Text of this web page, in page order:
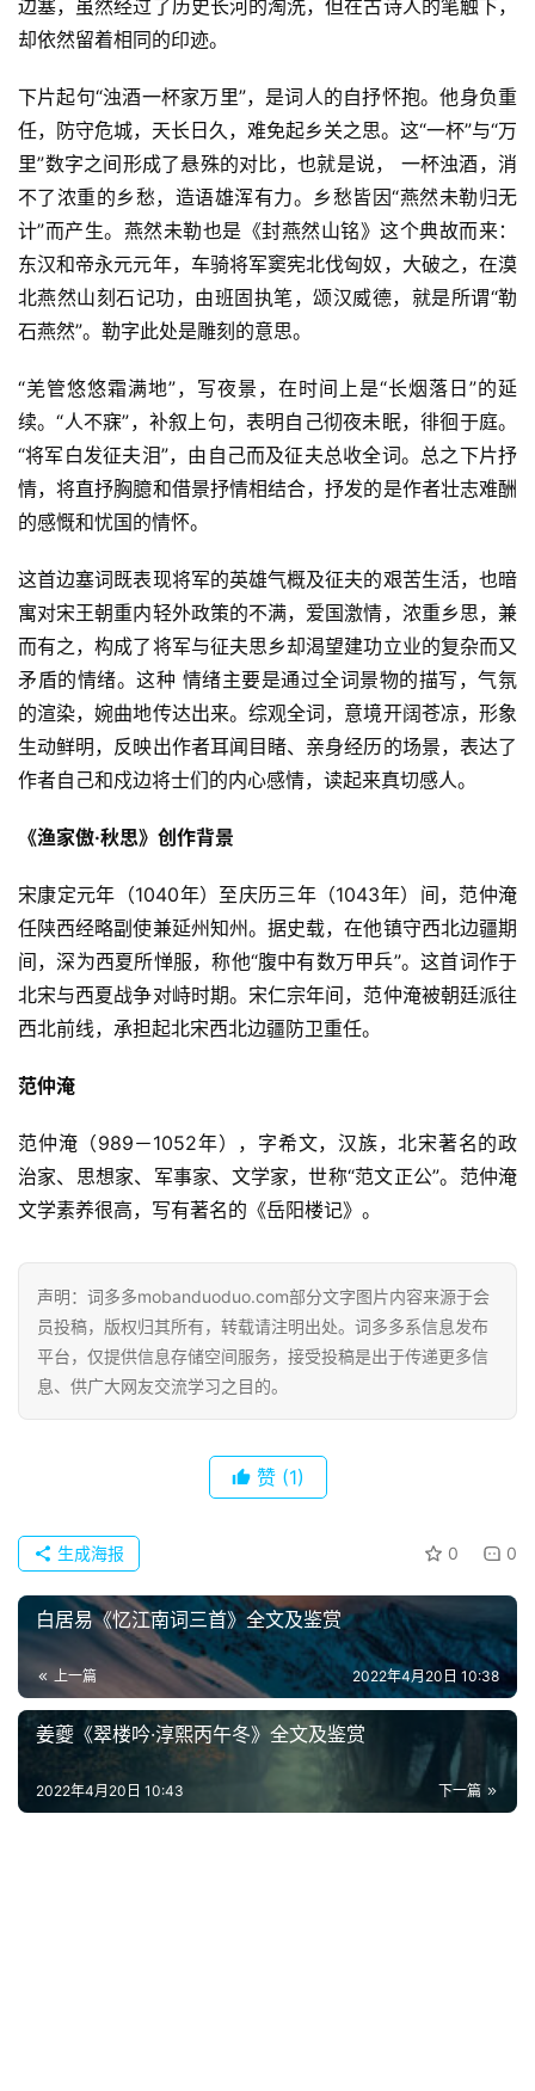
首
页
词
好
句
经
典
歌
今
诗
词
常
贺
网
络
热
电
影
台
词
语
登录 注册
边塞，虽然经过了历史长河的淘洗，但在古诗人的笔触下，
却依然留着相同的印迹。
下片起句“浊酒一杯家万里”，是词人的自抒怀抱。他身负重
任，防守危城，天长日久，难免起乡关之思。这“一杯”与“万
里”数字之间形成了悬殊的对比，也就是说， 一杯浊酒，消
不了浓重的乡愁，造语雄浑有力。乡愁皆因“燕然未勒归无
计”而产生。燕然未勒也是《封燕然山铭》这个典故而来：
东汉和帝永元元年，车骑将军窦宪北伐匈奴，大破之，在漠
北燕然山刻石记功，由班固执笔，颂汉威德，就是所谓“勒
石燕然”。勒字此处是雕刻的意思。
“羌管悠悠霜满地”，写夜景，在时间上是“长烟落日”的延
续。“人不寐”，补叙上句，表明自己彻夜未眠，徘徊于庭。
“将军白发征夫泪”，由自己而及征夫总收全词。总之下片抒
情，将直抒胸臆和借景抒情相结合，抒发的是作者壮志难酬
的感慨和忧国的情怀。
这首边塞词既表现将军的英雄气概及征夫的艰苦生活，也暗
寓对宋王朝重内轻外政策的不满，爱国激情，浓重乡思，兼
而有之，构成了将军与征夫思乡却渴望建功立业的复杂而又
矛盾的情绪。这种 情绪主要是通过全词景物的描写，气氛
的渲染，婉曲地传达出来。综观全词，意境开阔苍凉，形象
生动鲜明，反映出作者耳闻目睹、亲身经历的场景，表达了
作者自己和戍边将士们的内心感情，读起来真切感人。
《渔家傲·秋思》创作背景
宋康定元年（1040年）至庆历三年（1043年）间，范仲淹
任陕西经略副使兼延州知州。据史载，在他镇守西北边疆期
间，深为西夏所惮服，称他“腹中有数万甲兵”。这首词作于
北宋与西夏战争对峙时期。宋仁宗年间，范仲淹被朝廷派往
西北前线，承担起北宋西北边疆防卫重任。
范仲淹
范仲淹（989－1052年），字希文，汉族，北宋著名的政
治家、思想家、军事家、文学家，世称“范文正公”。范仲淹
文学素养很高，写有著名的《岳阳楼记》。
声明：词多多mobanduoduo.com部分文字图片内容来源于会
员投稿，版权归其所有，转载请注明出处。词多多系信息发布
平台，仅提供信息存储空间服务，接受投稿是出于传递更多信
息、供广大网友交流学习之目的。
赞 (1)
0 0
生成海报
白居易《忆江南词三首》全文及鉴赏
上一篇 2022年4月20日 10:38
姜夔《翠楼吟·淳熙丙午冬》全文及鉴赏
下一篇
2022年4月20日 10:43